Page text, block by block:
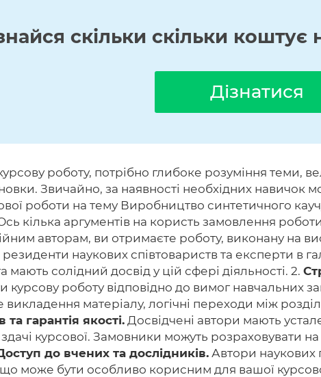
скільки скільки
Дізнатися
роботу, потрібно глибоке розуміння теми,
Звичайно, за наявності необхідних навичок
роботи на тему Виробництво синтетичного
кілька аргументів на користь замовлення
авторам, ви отримаєте роботу, виконану на
резиденти наукових співтовариств та експерти в
мають солідний досвід у цій сфері діяльності. 2.
курсову роботу відповідно до вимог навчальних
викладення матеріалу, логічні переходи між
гарантія якості. Досвідчені автори мають
курсової. Замовники можуть розраховувати
до вчених та дослідників. Автори наукових
що може бути особливо корисним для вашої